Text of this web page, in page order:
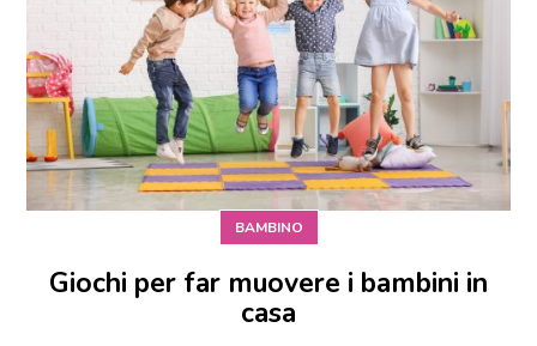
BAMBINO
Giochi per far muovere i bambini in
casa